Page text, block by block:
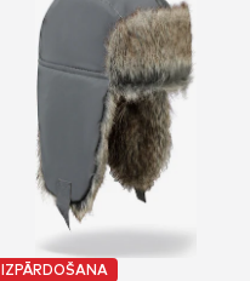
IZPĀRDOŠANA